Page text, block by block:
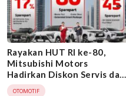
Rayakan HUT RI ke-80,
Mitsubishi Motors
Hadirkan Diskon Servis dan
Perbaikan Kendaraan
OTOMOTIF